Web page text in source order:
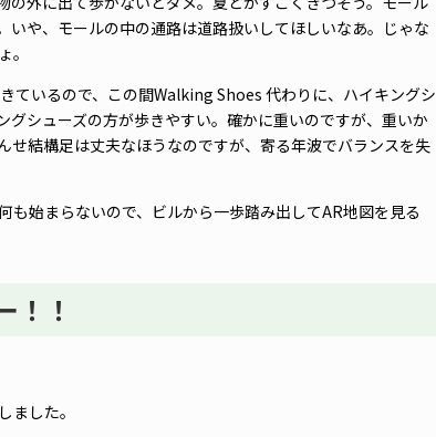
いや、モールの中の通路は道路扱いしてほしいなあ。じゃな
。
ているので、この間Walking Shoes 代わりに、ハイキングシ
グシューズの方が歩きやすい。確かに重いのですが、重いか
せ結構足は丈夫なほうなのですが、寄る年波でバランスを失
も始まらないので、ビルから一歩踏み出してAR地図を見る
！！
ました。